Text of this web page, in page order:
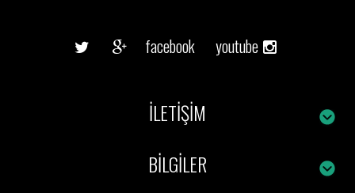
facebook youtube
İLETIŞIM
BILGILER